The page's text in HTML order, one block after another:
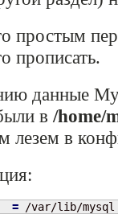
простым
прописать.
данные
в /home/
лезем в
= /var/lib/mysql